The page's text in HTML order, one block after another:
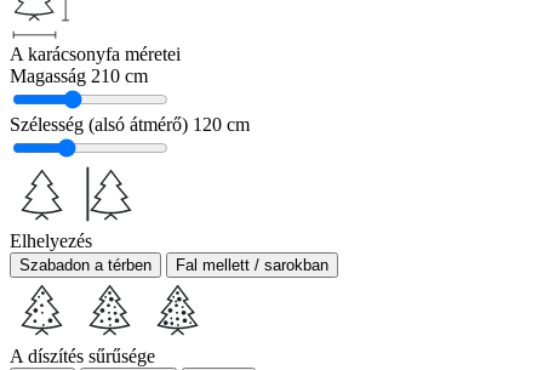
A karácsonyfa méretei
Magasság 210 cm
Szélesség (alsó átmérő) 120 cm
Elhelyezés
Szabadon a térben Fal mellett / sarokban
A díszítés sűrűsége